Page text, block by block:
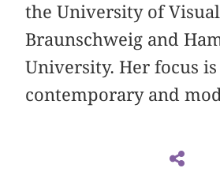
the University of
Braunschweig and
University. Her focus
contemporary and